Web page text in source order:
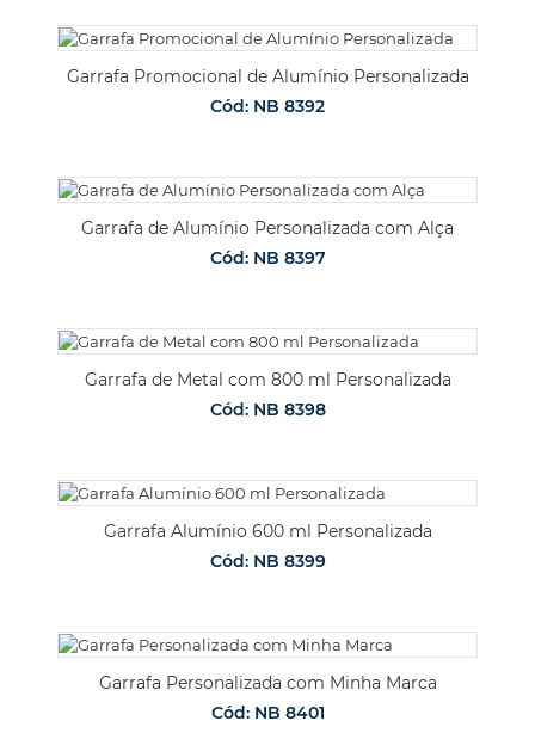
Garrafa Promocional de Alumínio Personalizada
Cód: NB 8392
Garrafa de Alumínio Personalizada com Alça
Cód: NB 8397
Garrafa de Metal com 800 ml Personalizada
Cód: NB 8398
Garrafa Alumínio 600 ml Personalizada
Cód: NB 8399
Garrafa Personalizada com Minha Marca
Cód: NB 8401